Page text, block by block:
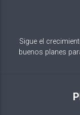
Sigue el
buenos planes